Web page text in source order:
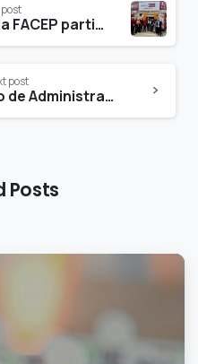
Curso de Direito da FACEP participa do Justiça na Praça em Portalegre
post
Alunos do curso de Administração realizam visita técnica à Cervejaria Bacurim em Mossoró
Posts